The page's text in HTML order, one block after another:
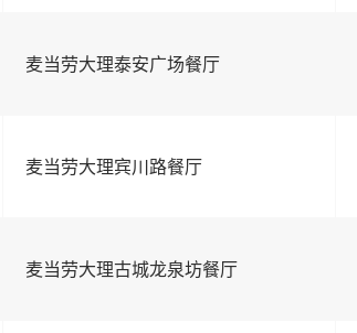
麦当劳大理泰安广场餐厅
麦当劳大理宾川路餐厅
麦当劳大理古城龙泉坊餐厅